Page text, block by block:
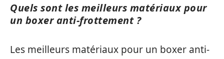
Quels sont les meilleurs matériaux pour
un boxer anti-frottement ?
Les meilleurs matériaux pour un boxer anti-